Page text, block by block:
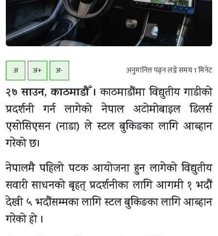
अ अ+ अ- अनुमानित्त पढ्न लग्ने समय1मिनेट
२७ साउन, काठमाडाैँ । काठमाडौंमा विद्युतीय गाडीको
प्रदर्शनी गर्न लागेको नेपाल अटोमोबाइल डिलर्स
एसोसिएसन (नाडा) ले स्टल बुकिङका लागि आब्हान
गरेको छ।
नेपालमै पहिलो पटक आयोजना हुन लागेको विद्युतीय
सवारी साधनको बृहत् प्रदर्शनीका लागि आगमी १ भदौं
देखी ५ भदौंसम्मका लागि स्टल बुकिङका लागि आब्हान
गरेको हो ।